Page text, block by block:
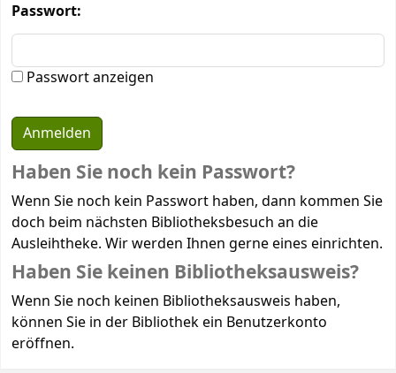
Passwort:
Passwort anzeigen
Haben Sie noch kein Passwort?
Wenn Sie noch kein Passwort haben, dann kommen Sie
doch beim nächsten Bibliotheksbesuch an die
Ausleihtheke. Wir werden Ihnen gerne eines einrichten.
Haben Sie keinen Bibliotheksausweis?
Wenn Sie noch keinen Bibliotheksausweis haben,
können Sie in der Bibliothek ein Benutzerkonto
eröffnen.